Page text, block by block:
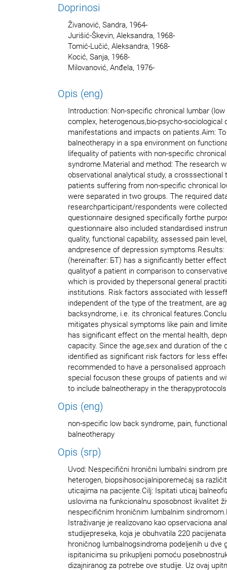
Doprinosi
Živanović, Sandra, 1964-
Jurišić-Škevin, Aleksandra, 1968-
Tomić-Lučić, Aleksandra, 1968-
Kocić, Sanja, 1968-
Milovanović, Anđela, 1976-
Opis (eng)
Introduction: Non-specific chronical lumbar
complex, heterogenous,bio-psycho-sociological
manifestations and impacts on patients.Aim:
balneotherapy in a spa environment on
lifequality of patients with non-specific
syndrome.Material and method: The research
observational analytical study, a crosssectional
patients suffering from non-specific chronical
were separated in two groups. The required
researchparticipant/respondents were
questionnaire designed specifically forthe
questionnaire also included standardised
quality, functional capability, assessed pain
andpresence of depression symptoms.Results:
(hereinafter: БT) has a significantly better
qualityof a patient in comparison to
which is provided by thepersonal general
institutions. Risk factors associated with
independent of the type of the treatment, are
backsyndrome, i.e. its chronical
mitigates physical symptoms like pain and
has significant effect on the mental health,
capacity. Since the age,sex and duration of the
identified as significant risk factors for less
recommended to have a personalised
special focuson these groups of patients and
to include balneotherapy in the
Opis (eng)
non-specific low back syndrome, pain,
balneotherapy
Opis (srp)
Uvod: Nespecifični hronični lumbalni sindrom
heterogen, biopsihosocijalniporemećaj sa
uticajima na pacijente.Cilj: Ispitati uticaj
uslovima na funkcionalnu sposobnost ikvalitet
nespecifičnim hroničnim lumbalnim
Istraživanje je realizovano kao opservaciona
studijepreseka, koja je obuhvatila 220
hroničnog lumbalnogsindroma podeljenih u dve
ispitanicima su prikupljeni pomoću
dizajniranog za potrebe ove studije. Uz ovaj